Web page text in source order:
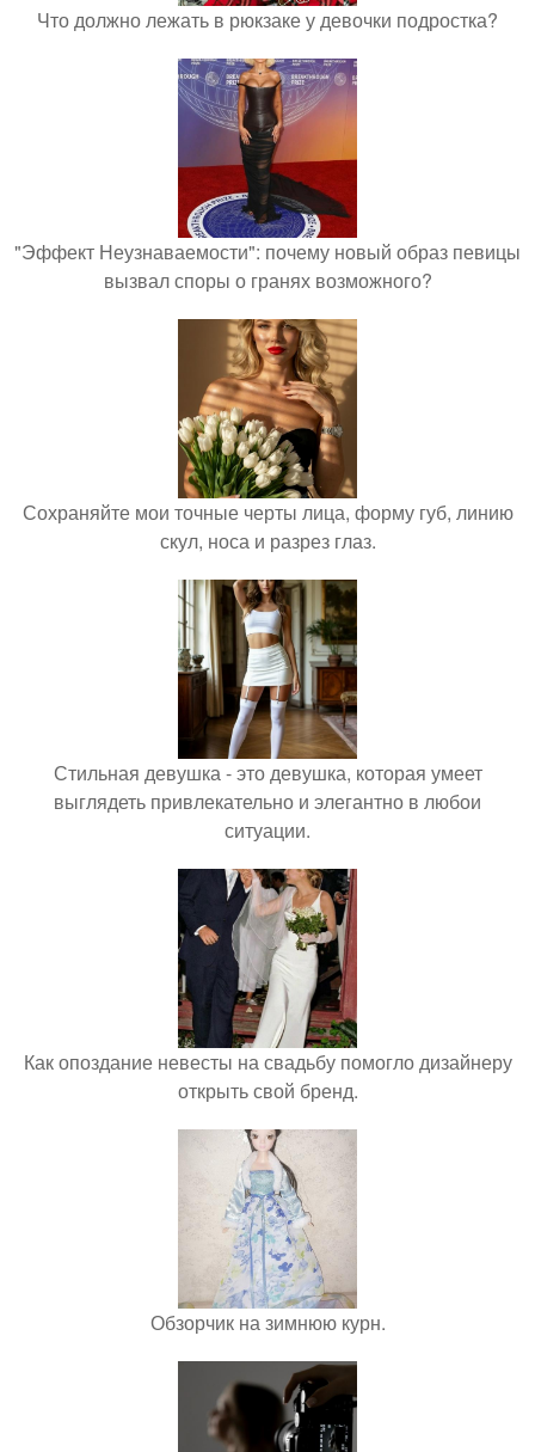
Что должно лежать в рюкзаке у девочки подростка?
"Эффект Неузнаваемости": почему новый образ певицы
вызвал споры о гранях возможного?
Сохраняйте мои точные черты лица, форму губ, линию
скул, носа и разрез глаз.
Стильная девушка - это девушка, которая умеет
выглядеть привлекательно и элегантно в любои
ситуации.
Как опоздание невесты на свадьбу помогло дизайнеру
открыть свой бренд.
Обзорчик на зимнюю курн.